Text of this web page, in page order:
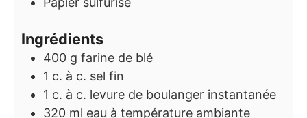
Ingrédients
400 g farine de blé
1 c. à c. sel fin
1 c. à c. levure de boulanger instantanée
320 ml eau à température ambiante